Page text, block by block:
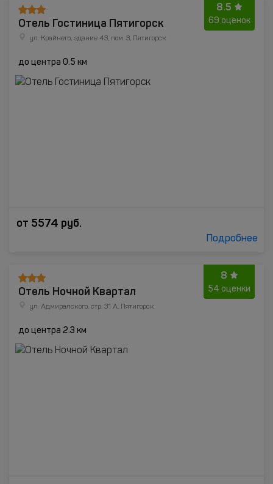
8.5
69 оценок
Отель Гостиница Пятигорск
ул. Крайнего, здание 43, пом. 3, Пятигорск
до центра 0.5 км
от 5574 руб.
Подробнее
8
54 оценки
Отель Ночной Квартал
ул. Адмиралского, стр. 31 А, Пятигорск
до центра 2.3 км